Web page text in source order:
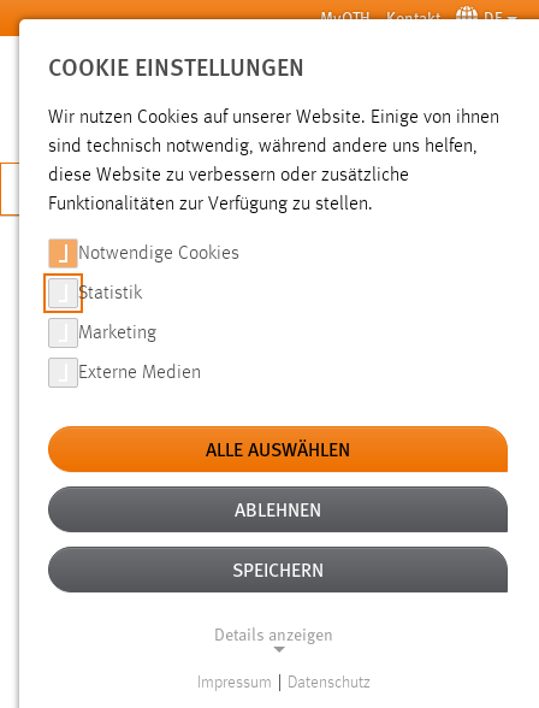
Zum Hauptinhalt springen MyOTH Kontakt DE
SUCHE
JETZT BEWERBEN
SUCHE
FILTER
Typ
Erstellungsdatum
Alter
COOKIE EINSTELLUNGEN
Wir nutzen Cookies auf unserer Website. Einige von ihnen
sind technisch notwendig, während andere uns helfen,
diese Website zu verbessern oder zusätzliche
Funktionalitäten zur Verfügung zu stellen.
Notwendige Cookies
Statistik
Marketing
Externe Medien
ALLE AUSWÄHLEN
ABLEHNEN
SPEICHERN
Details anzeigen
Impressum Datenschutz